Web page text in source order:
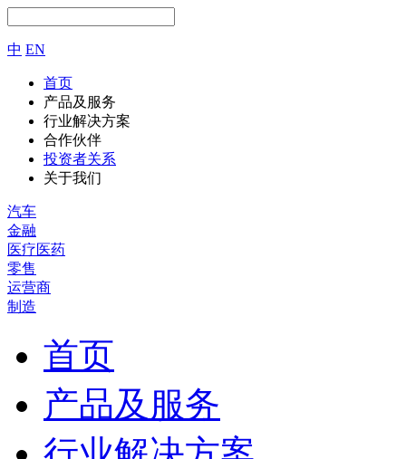
中 EN
首页
产品及服务
行业解决方案
合作伙伴
投资者关系
关于我们
汽车
金融
医疗医药
零售
运营商
制造
首页
产品及服务